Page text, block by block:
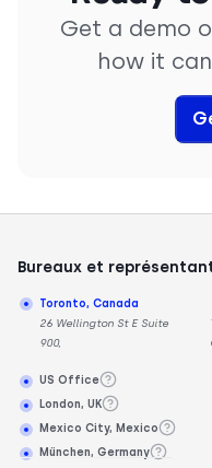
Get a demo
how it
Bureaux et
Toronto, Canada
26 Wellington St E Suite
900,
US Office
London, UK
Mexico City, Mexico
München, Germany